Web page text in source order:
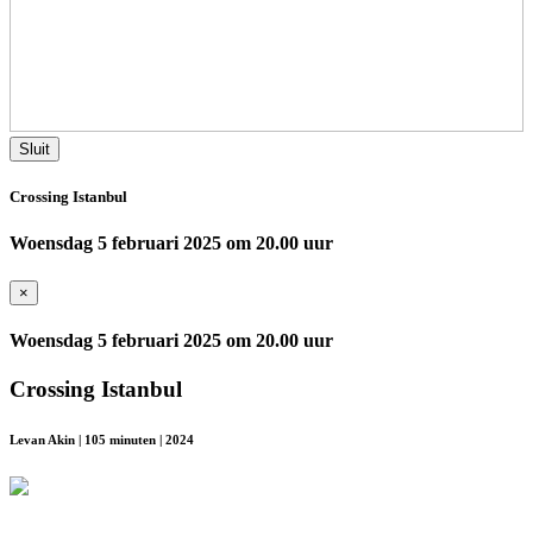
Sluit
Crossing Istanbul
Woensdag 5 februari 2025 om 20.00 uur
×
Woensdag 5 februari 2025 om 20.00 uur
Crossing Istanbul
Levan Akin | 105 minuten | 2024